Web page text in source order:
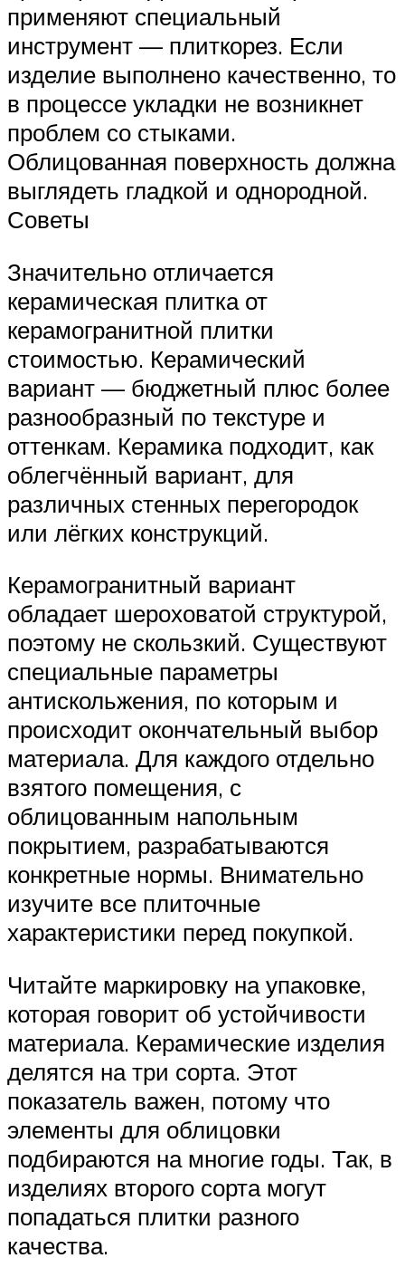
применяют специальный
инструмент — плиткорез. Если
изделие выполнено качественно, то
в процессе укладки не возникнет
проблем со стыками.
Облицованная поверхность должна
выглядеть гладкой и однородной.
Советы
Значительно отличается
керамическая плитка от
керамогранитной плитки
стоимостью. Керамический
вариант — бюджетный плюс более
разнообразный по текстуре и
оттенкам. Керамика подходит, как
облегчённый вариант, для
различных стенных перегородок
или лёгких конструкций.
Керамогранитный вариант
обладает шероховатой структурой,
поэтому не скользкий. Существуют
специальные параметры
антискольжения, по которым и
происходит окончательный выбор
материала. Для каждого отдельно
взятого помещения, с
облицованным напольным
покрытием, разрабатываются
конкретные нормы. Внимательно
изучите все плиточные
характеристики перед покупкой.
Читайте маркировку на упаковке,
которая говорит об устойчивости
материала. Керамические изделия
делятся на три сорта. Этот
показатель важен, потому что
элементы для облицовки
подбираются на многие годы. Так, в
изделиях второго сорта могут
попадаться плитки разного
качества.